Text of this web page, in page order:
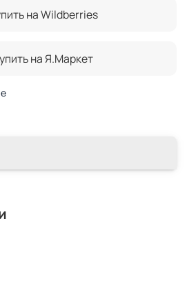
на Wildberries
на Я.Маркет